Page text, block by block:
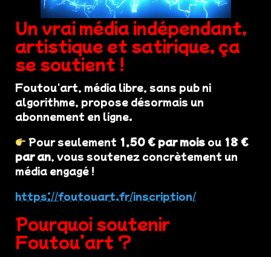
Un vrai média indépendant,
artistique et satirique, ça
se soutient !
Foutou'art, média libre, sans pub ni
algorithme, propose désormais un
abonnement en ligne.
Pour seulement 1,50 € par mois ou 18 €
par an, vous soutenez concrètement un
média engagé !
https://foutouart.fr/inscription/
Pourquoi soutenir
Foutou’art ?